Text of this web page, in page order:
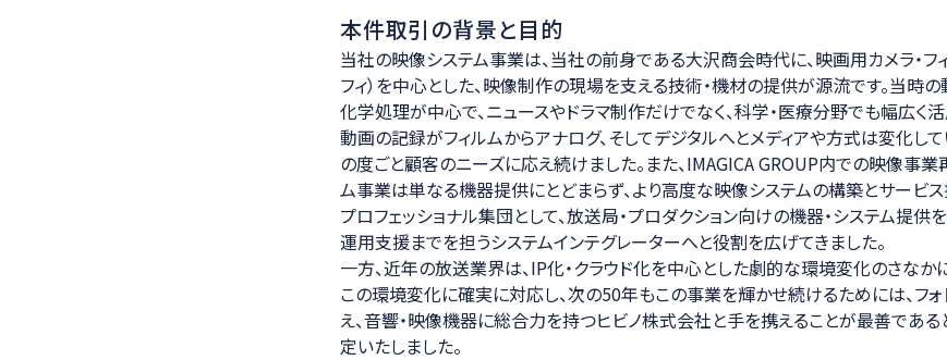
本件取引の背景と目的
当社の映像システム事業は、当社の前身である大沢商会時代に、映画用カメラ・フ
フィ）を中心とした、映像制作の現場を支える技術・機材の提供が源流です。当時の
化学処理が中心で、ニュースやドラマ制作だけでなく、科学・医療分野でも幅広く活
動画の記録がフィルムからアナログ、そしてデジタルへとメディアや方式は変化し
の度ごと顧客のニーズに応え続けました。また、IMAGICA GROUP内での映像事業
ム事業は単なる機器提供にとどまらず、より高度な映像システムの構築とサービ
プロフェッショナル集団として、放送局・プロダクション向けの機器・システム提供を
運用支援までを担うシステムインテグレーターへと役割を広げてきました。
一方、近年の放送業界は、IP化・クラウド化を中心とした劇的な環境変化のさなか
この環境変化に確実に対応し、次の50年もこの事業を輝かせ続けるためには、フ
え、音響・映像機器に総合力を持つヒビノ株式会社と手を携えることが最善であ
定いたしました。